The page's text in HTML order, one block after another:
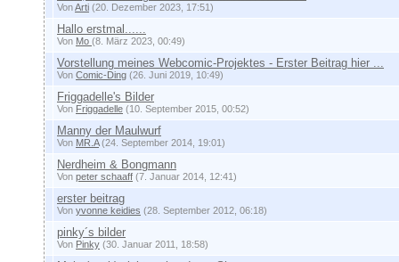
VonArti (20. Dezember 2023, 17:51)
Hallo erstmal......
Von Mo (8. März 2023, 00:49)
Vorstellung meines Webcomic-Projektes - Erster Beitrag hier ...
Von Comic-Ding (26. Juni 2019, 10:49)
Friggadelle's Bilder
Von Friggadelle (10. September 2015, 00:52)
Manny der Maulwurf
Von MR.A(24. September 2014, 19:01)
Nerdheim & Bongmann
Von peter schaaff (7. Januar 2014, 12:41)
erster beitrag
Von yvonne keidies (28. September 2012, 06:18)
pinky´s bilder
Von Pinky (30. Januar 2011, 18:58)